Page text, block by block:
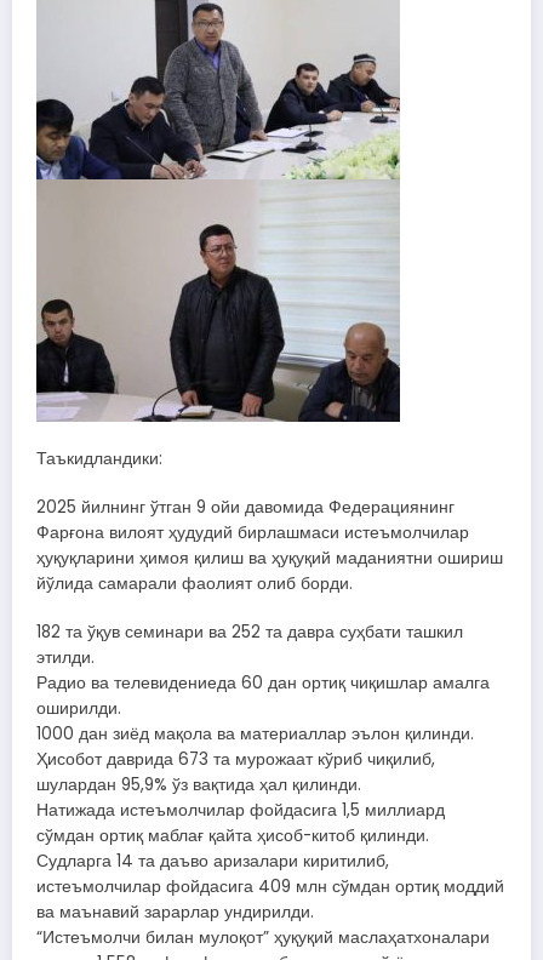
Таъкидландики:
2025 йилнинг ўтган 9 ойи давомида Федерациянинг
Фарғона вилоят ҳудудий бирлашмаси истеъмолчилар
ҳуқуқларини ҳимоя қилиш ва ҳуқуқий маданиятни ошириш
йўлида самарали фаолият олиб борди.
182 та ўқув семинари ва 252 та давра суҳбати ташкил
этилди.
Радио ва телевидениеда 60 дан ортиқ чиқишлар амалга
оширилди.
1000 дан зиёд мақола ва материаллар эълон қилинди.
Ҳисобот даврида 673 та мурожаат кўриб чиқилиб,
шулардан 95,9% ўз вақтида ҳал қилинди.
Натижада истеъмолчилар фойдасига 1,5 миллиард
сўмдан ортиқ маблағ қайта ҳисоб-китоб қилинди.
Судларга 14 та даъво аризалари киритилиб,
истеъмолчилар фойдасига 409 млн сўмдан ортиқ моддий
ва маънавий зарарлар ундирилди.
“Истеъмолчи билан мулоқот” ҳуқуқий маслаҳатхоналари